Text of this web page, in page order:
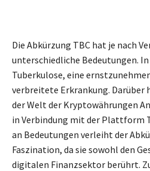
Die Abkürzung TBC hat je nach
unterschiedliche Bedeutungen.
Tuberkulose, eine
verbreitete Erkrankung. Darüber
der Welt der Kryptowährungen
in Verbindung mit der Plattform
an Bedeutungen verleiht der
Faszination, da sie sowohl den
digitalen Finanzsektor berührt.